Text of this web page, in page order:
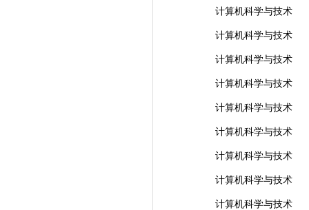
计算机科学与技术
计算机科学与技术
计算机科学与技术
计算机科学与技术
计算机科学与技术
计算机科学与技术
计算机科学与技术
计算机科学与技术
计算机科学与技术